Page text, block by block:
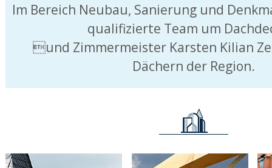
Im Bereich Neubau, Sanierung und
qualifizierte Team um
und Zimmermeister Karsten Kilian
Dächern der Region.